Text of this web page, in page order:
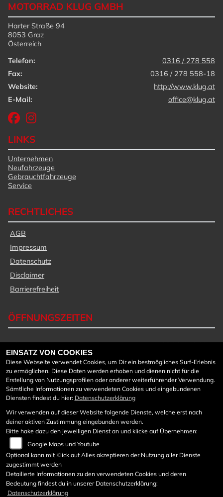
MOTORRAD KLUG GMBH
Harter Straße 94
8053 Graz
Österreich
Telefon:
0316 / 278 558
Fax:
0316 / 278 558-18
Website:
http://www.klug.at
E-Mail:
office@klug.at
LINKS
Unternehmen
Neufahrzeuge
Gebrauchtfahrzeuge
Service
RECHTLICHES
AGB
Impressum
Datenschutz
Disclaimer
Barrierefreiheit
ÖFFNUNGSZEITEN
Montag:
08:00 - 18:00
Dienstag:
Mittwoch:
08:00 - 18:00
Donnerstag:
08:00 - 18:00
Freitag:
08:00 - 18:00
Samstag:
Sonntag:
geschlossen
Werkstattöffnungszeiten:
Mo bis Do von 7:45 - 12:00
und von 12:40 – 17 Uhr
Freitag von 7:45 – 12:00
EINSATZ VON COOKIES
Diese Webseite verwendet Cookies, um Dir ein bestmögliches Surf-Erlebnis
zu ermöglichen. Diese Daten werden erhoben und dienen nicht für die
Erstellung von Nutzungsprofilen oder anderer weiterführender Verwendung.
Sämtliche Informationen zu verwendeten Cookies und eingebundenen
Diensten findest du hier: Datenschutzerklärung
Wir verwenden auf dieser Website folgende Dienste, welche erst nach
deiner aktiven Zustimmung eingebunden werden.
Bitte hake dazu den jeweiligen Dienst an und klicke auf Übernehmen:
Google Maps und Youtube
Optional kann mit Klick auf Alles akzeptieren der Nutzung aller Dienste
zugestimmt werden
Detailierte Informationen zu den verwendeten Cookies und deren
Bedeutung findest du in unserer Datenschutzerklärung:
Datenschutzerklärung